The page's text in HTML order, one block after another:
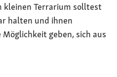
kleinen Terrarium solltest
halten und ihnen
geben, sich aus